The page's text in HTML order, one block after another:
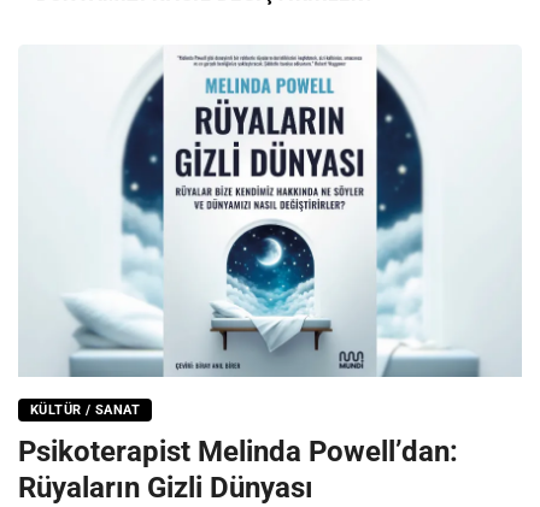
KÜLTÜR / SANAT
Psikoterapist Melinda Powell’dan:
Rüyaların Gizli Dünyası